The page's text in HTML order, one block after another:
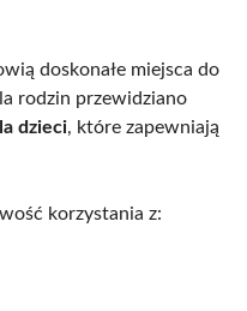
doskonałe miejsca do
rodzin przewidziano
dzieci, które zapewniają
korzystania z: